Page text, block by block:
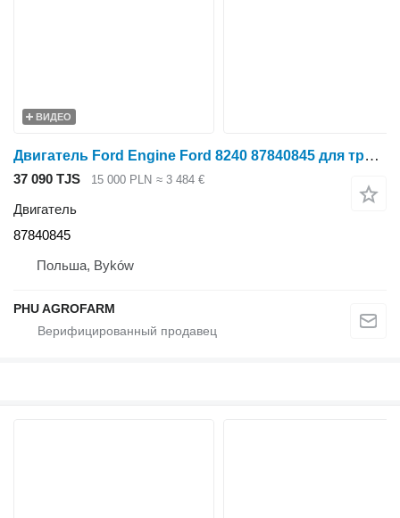
ВИДЕО
Двигатель Ford Engine Ford 8240 87840845 для трактора колесного Ford 8240
37 090 TJS 15 000 PLN ≈ 3 484 €
Двигатель
87840845
Польша, Byków
PHU AGROFARM